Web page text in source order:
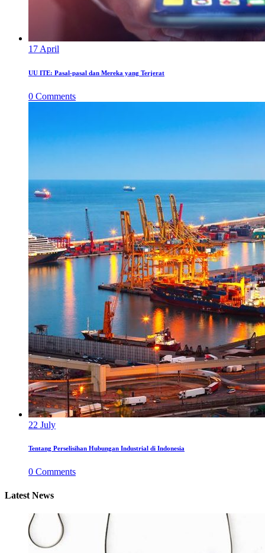
17 April
UU ITE: Pasal-pasal dan Mereka yang Terjerat
0 Comments
22 July
Tentang Perselisihan Hubungan Industrial di Indonesia
0 Comments
Latest News